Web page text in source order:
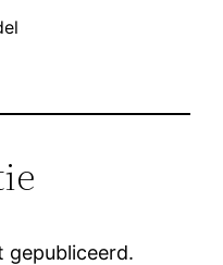
gepubliceerd.